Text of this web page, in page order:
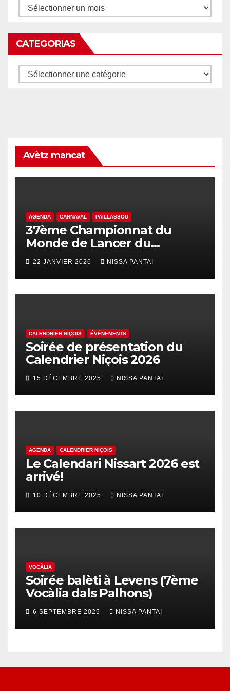
Archives
CATEGORIAS
Categorias
Avètz mancat
AGENDA CARNAVAL PAILLASSOU
37ème Championnat du
Monde de Lancer du
Palhasso
22 JANVIER 2026 NISSA PANTAI
CALENDRIER NIÇOIS ÉVÉNEMENTS
Soirée de présentation du
Calendrier Niçois 2026
15 DÉCEMBRE 2025 NISSA PANTAI
AGENDA CALENDRIER NIÇOIS
Le Calendari Nissart 2026 est
arrivé!
10 DÉCEMBRE 2025 NISSA PANTAI
VOCÀLIA
Soirée balèti à Levens (7ème
Vocàlia dals Palhons)
6 SEPTEMBRE 2025 NISSA PANTAI